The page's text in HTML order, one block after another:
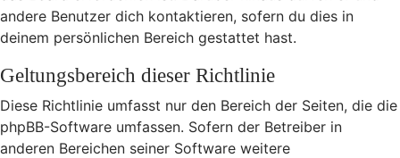
andere Benutzer dich kontaktieren, sofern du dies in
deinem persönlichen Bereich gestattet hast.
Geltungsbereich dieser Richtlinie
Diese Richtlinie umfasst nur den Bereich der Seiten, die die
phpBB-Software umfassen. Sofern der Betreiber in
anderen Bereichen seiner Software weitere